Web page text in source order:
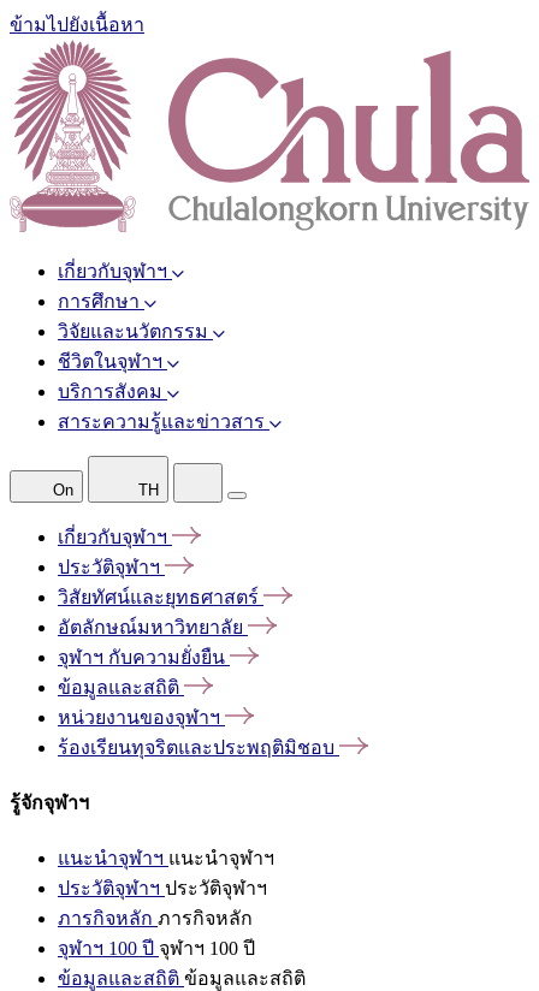
ข้ามไปยังเนื้อหา
เกี่ยวกับจุฬาฯ
การศึกษา
วิจัยและนวัตกรรม
ชีวิตในจุฬาฯ
บริการสังคม
สาระความรู้และข่าวสาร
On TH
เกี่ยวกับจุฬาฯ
ประวัติจุฬาฯ
วิสัยทัศน์และยุทธศาสตร์
อัตลักษณ์มหาวิทยาลัย
จุฬาฯ กับความยั่งยืน
ข้อมูลและสถิติ
หน่วยงานของจุฬาฯ
ร้องเรียนทุจริตและประพฤติมิชอบ
รู้จักจุฬาฯ
แนะนำจุฬาฯ แนะนำจุฬาฯ
ประวัติจุฬาฯ ประวัติจุฬาฯ
ภารกิจหลัก ภารกิจหลัก
จุฬาฯ 100 ปี จุฬาฯ 100 ปี
ข้อมูลและสถิติ ข้อมูลและสถิติ